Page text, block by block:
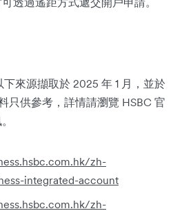
來源擷取於 2025 年 1 月，並於
只供參考，詳情請瀏覽 HSBC 官
zh-
integrated-account
zh-